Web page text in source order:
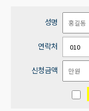
성명
연락처
신청금액